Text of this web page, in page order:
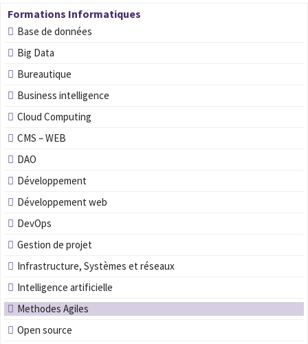
Formations Informatiques
Base de données
Big Data
Bureautique
Business intelligence
Cloud Computing
CMS – WEB
DAO
Développement
Développement web
DevOps
Gestion de projet
Infrastructure, Systèmes et réseaux
Intelligence artificielle
Methodes Agiles
Open source